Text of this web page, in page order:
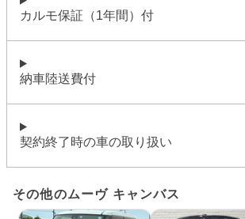
カルモ保証（1年間）付
納車陸送費付
契約終了時の車の取り扱い
その他のムーヴ キャンバス